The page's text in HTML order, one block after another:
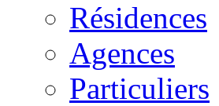
Résidences
Agences
Particuliers